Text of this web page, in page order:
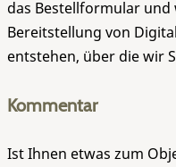
das Bestellformular
Bereitstellung von
entstehen, über die wir
Kommentar
Ist Ihnen etwas zum